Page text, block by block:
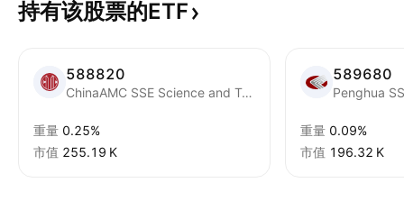
持有该股票的ETF
588820
ChinaAMC SSE Science and Technology Innovation Board 200 Index Exchange Traded Fund Units
重量 0.25%
市值 ‪255.19 K‬
589680
重量 0.09%
市值 ‪196.32 K‬